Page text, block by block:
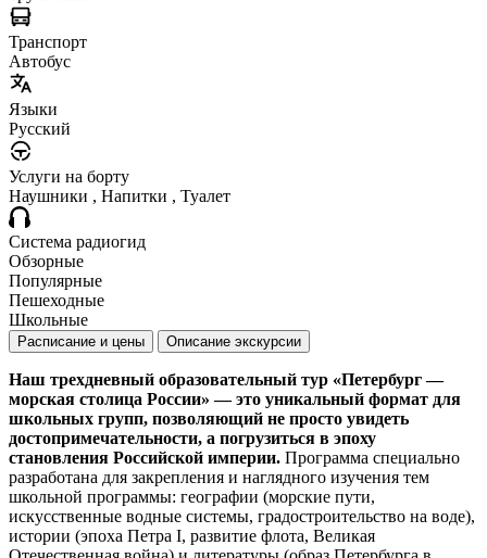
Транспорт
Автобус
Языки
Русский
Услуги на борту
Наушники , Напитки , Туалет
Система радиогид
Обзорные
Популярные
Пешеходные
Школьные
Расписание и цены Описание экскурсии
Наш трехдневный образовательный тур «Петербург —
морская столица России» — это уникальный формат для
школьных групп, позволяющий не просто увидеть
достопримечательности, а погрузиться в эпоху
становления Российской империи. Программа специально
разработана для закрепления и наглядного изучения тем
школьной программы: географии (морские пути,
искусственные водные системы, градостроительство на воде),
истории (эпоха Петра I, развитие флота, Великая